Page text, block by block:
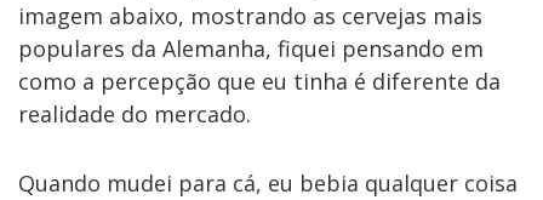
imagem abaixo, mostrando as cervejas mais
populares da Alemanha, fiquei pensando em
como a percepção que eu tinha é diferente da
realidade do mercado.
Quando mudei para cá, eu bebia qualquer coisa